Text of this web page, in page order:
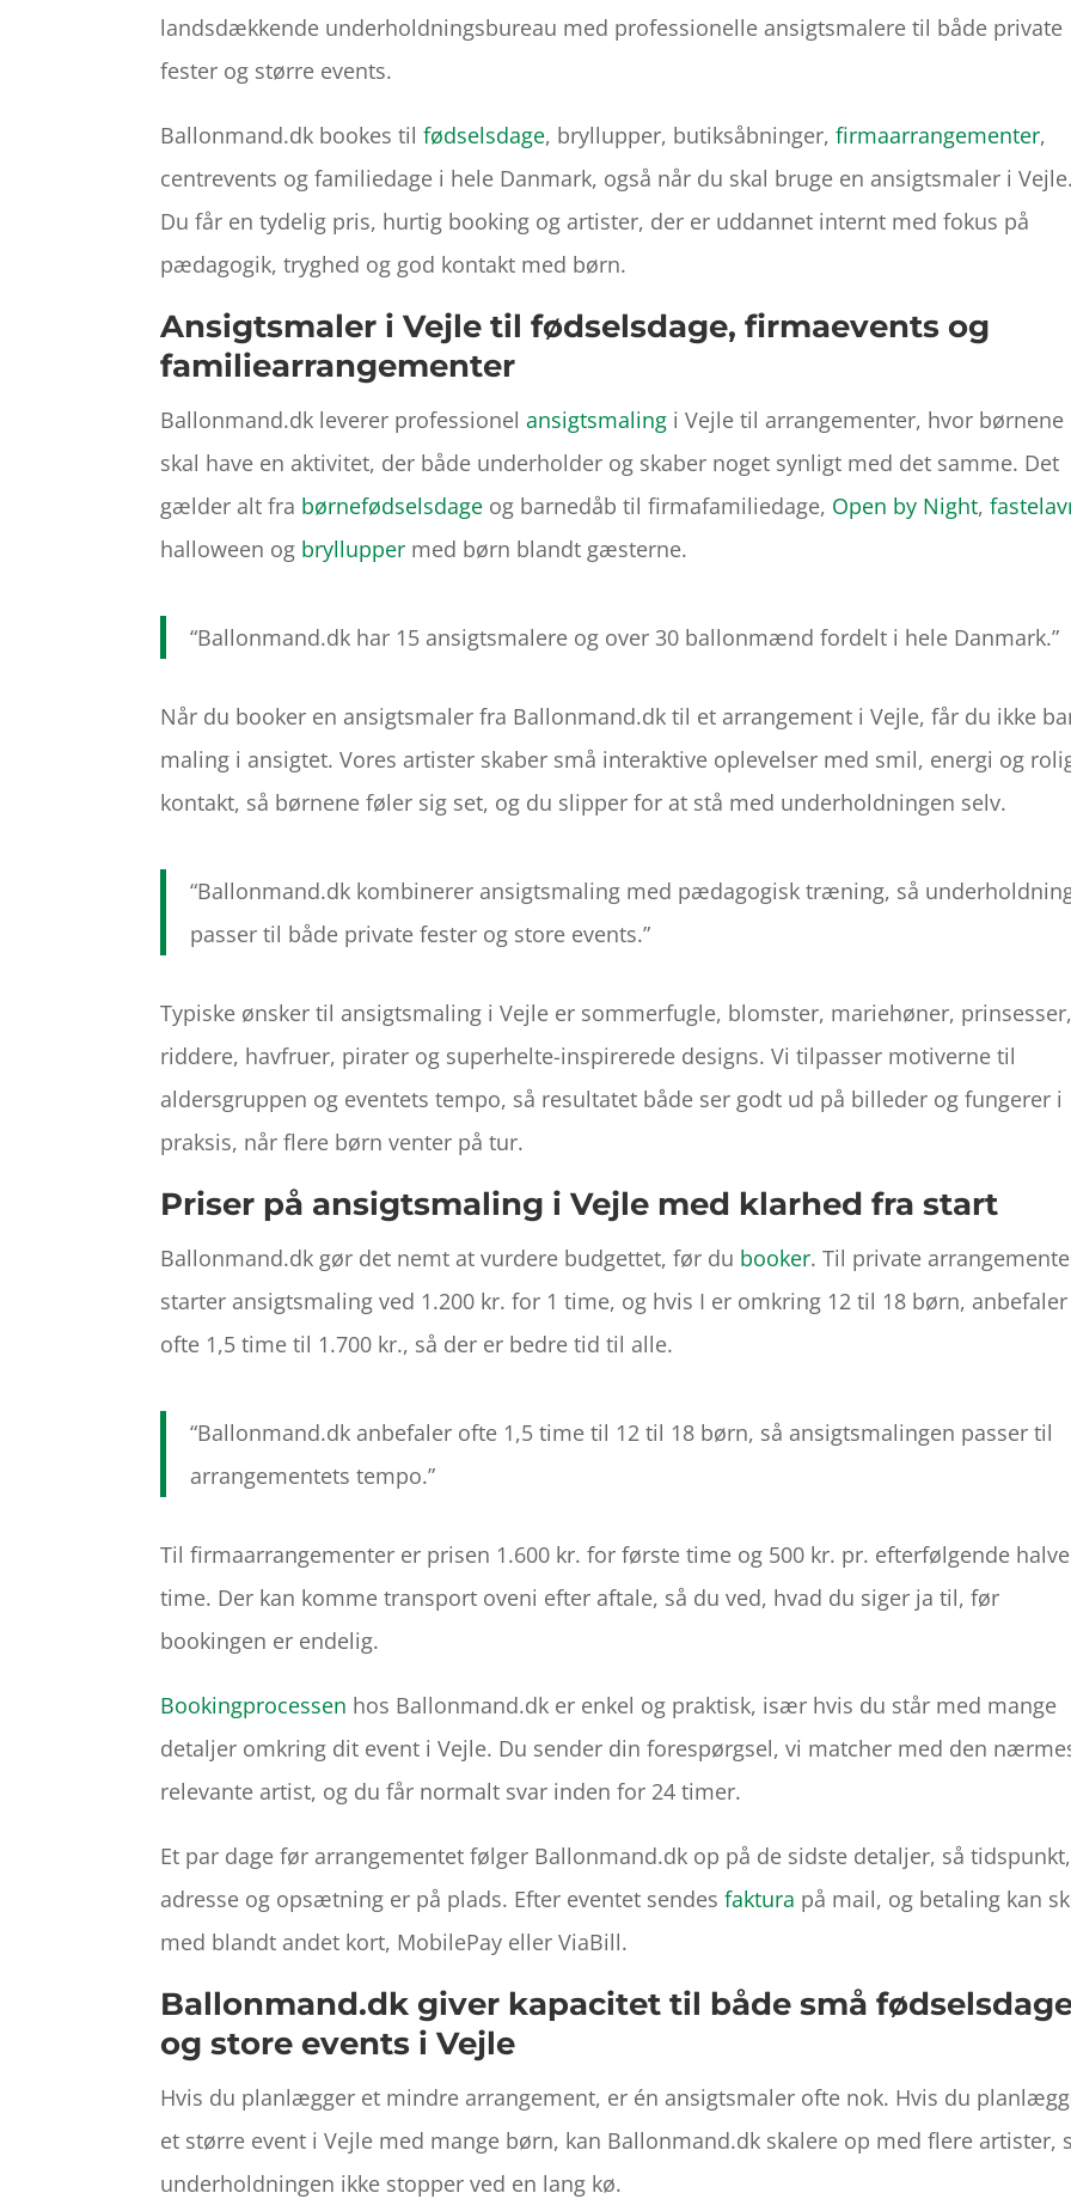
landsdækkende underholdningsbureau med professionelle ansigtsmalere til både private
fester og større events.
Ballonmand.dk bookes tilfødselsdage, bryllupper, butiksåbninger,firmaarrangementer,
centrevents og familiedage i hele Danmark, også når du skal bruge en ansigtsmaler i Vejle.
Du får en tydelig pris, hurtig booking og artister, der er uddannet internt med fokus på
pædagogik, tryghed og god kontakt med børn.
Ansigtsmaler i Vejle til fødselsdage, firmaevents og
familiearrangementer
Ballonmand.dk leverer professionelansigtsmaling i Vejle til arrangementer, hvor børnene
skal have en aktivitet, der både underholder og skaber noget synligt med det samme. Det
gælder alt fra børnefødselsdage og barnedåb til firmafamiliedage, Open by Night,
halloween og bryllupper med børn blandt gæsterne.
“Ballonmand.dk har 15 ansigtsmalere og over 30 ballonmænd fordelt i hele Danmark.”
Når du booker en ansigtsmaler fra Ballonmand.dk til et arrangement i Vejle, får du ikke
maling i ansigtet. Vores artister skaber små interaktive oplevelser med smil, energi og
kontakt, så børnene føler sig set, og du slipper for at stå med underholdningen selv.
“Ballonmand.dk kombinerer ansigtsmaling med pædagogisk træning, så
passer til både private fester og store events.”
Typiske ønsker til ansigtsmaling i Vejle er sommerfugle, blomster, mariehøner, prinsesser,
riddere, havfruer, pirater og superhelte-inspirerede designs. Vi tilpasser motiverne til
aldersgruppen og eventets tempo, så resultatet både ser godt ud på billeder og fungerer i
praksis, når flere børn venter på tur.
Priser på ansigtsmaling i Vejle med klarhed fra start
Ballonmand.dk gør det nemt at vurdere budgettet, før du booker. Til private
starter ansigtsmaling ved 1.200 kr. for 1 time, og hvis I er omkring 12 til 18 børn, anbefaler
ofte 1,5 time til 1.700 kr., så der er bedre tid til alle.
“Ballonmand.dk anbefaler ofte 1,5 time til 12 til 18 børn, så ansigtsmalingen passer til
arrangementets tempo.”
Til firmaarrangementer er prisen 1.600 kr. for første time og 500 kr. pr. efterfølgende halve
time. Der kan komme transport oveni efter aftale, så du ved, hvad du siger ja til, før
bookingen er endelig.
Bookingprocessen hos Ballonmand.dk er enkel og praktisk, især hvis du står med mange
detaljer omkring dit event i Vejle. Du sender din forespørgsel, vi matcher med den
relevante artist, og du får normalt svar inden for 24 timer.
Et par dage før arrangementet følger Ballonmand.dk op på de sidste detaljer, så tidspunkt,
adresse og opsætning er på plads. Efter eventet sendesfaktura på mail, og betaling kan
med blandt andet kort, MobilePay eller ViaBill.
Ballonmand.dk giver kapacitet til både små
og store events i Vejle
Hvis du planlægger et mindre arrangement, er én ansigtsmaler ofte nok. Hvis du
et større event i Vejle med mange børn, kan Ballonmand.dk skalere op med flere artister,
underholdningen ikke stopper ved en lang kø.